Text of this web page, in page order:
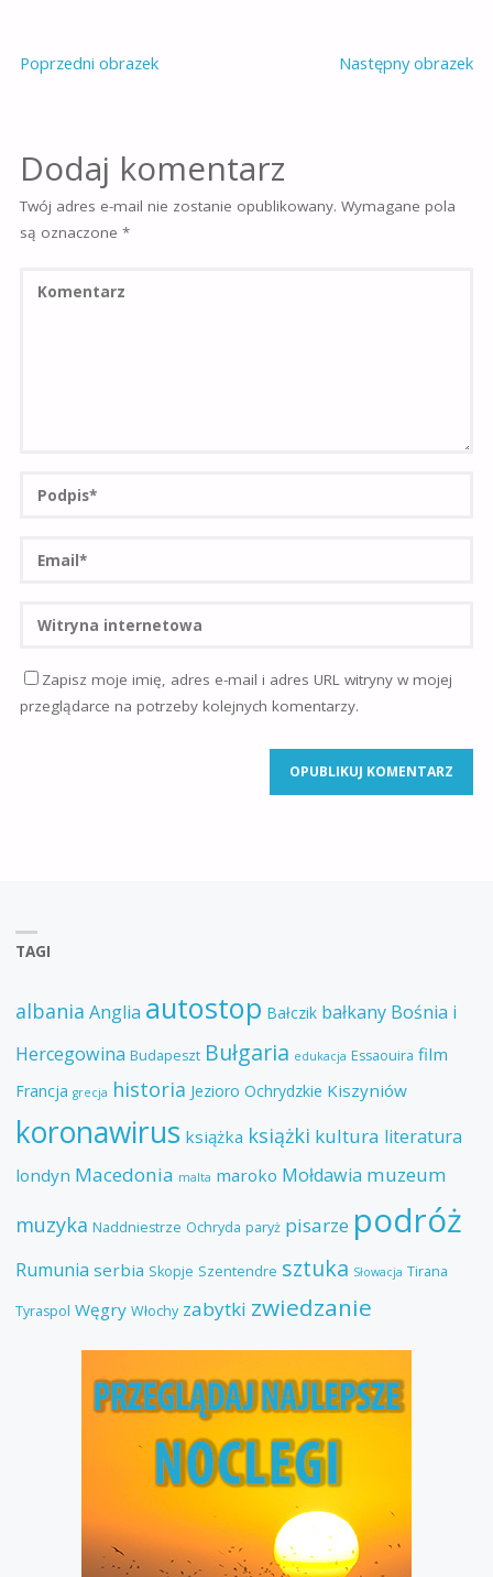
Poprzedni obrazek Następny obrazek
Dodaj komentarz
Twój adres e-mail nie zostanie opublikowany. Wymagane pola
są oznaczone *
Zapisz moje imię, adres e-mail i adres URL witryny w mojej
przeglądarce na potrzeby kolejnych komentarzy.
TAGI
albania Anglia autostop Bałczik bałkany Bośnia i
Hercegowina Budapeszt Bułgaria edukacja Essaouira film
Francja grecja historia Jezioro Ochrydzkie Kiszyniów
koronawirus książka książki kultura literatura
londyn Macedonia malta maroko Mołdawia muzeum
muzyka Naddniestrze Ochryda paryż pisarze podróż
Rumunia serbia Skopje Szentendre sztuka Słowacja Tirana
Tyraspol Węgry Włochy zabytki zwiedzanie